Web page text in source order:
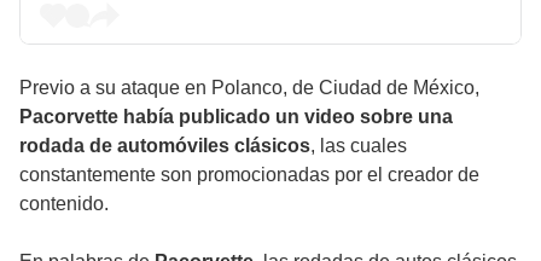
Previo a su ataque en Polanco, de Ciudad de México,
Pacorvette había publicado un video sobre una
rodada de automóviles clásicos, las cuales
constantemente son promocionadas por el creador de
contenido.